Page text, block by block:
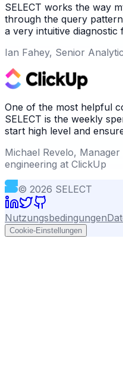
SELECT works the way
through the query
a very intuitive diagnostic
Ian Fahey, Senior
One of the most helpful
SELECT is the weekly
start high level and
Michael Revelo,
engineering at ClickUp
© 2026 SELECT
Nutzungsbedingungen
Cookie-Einstellungen